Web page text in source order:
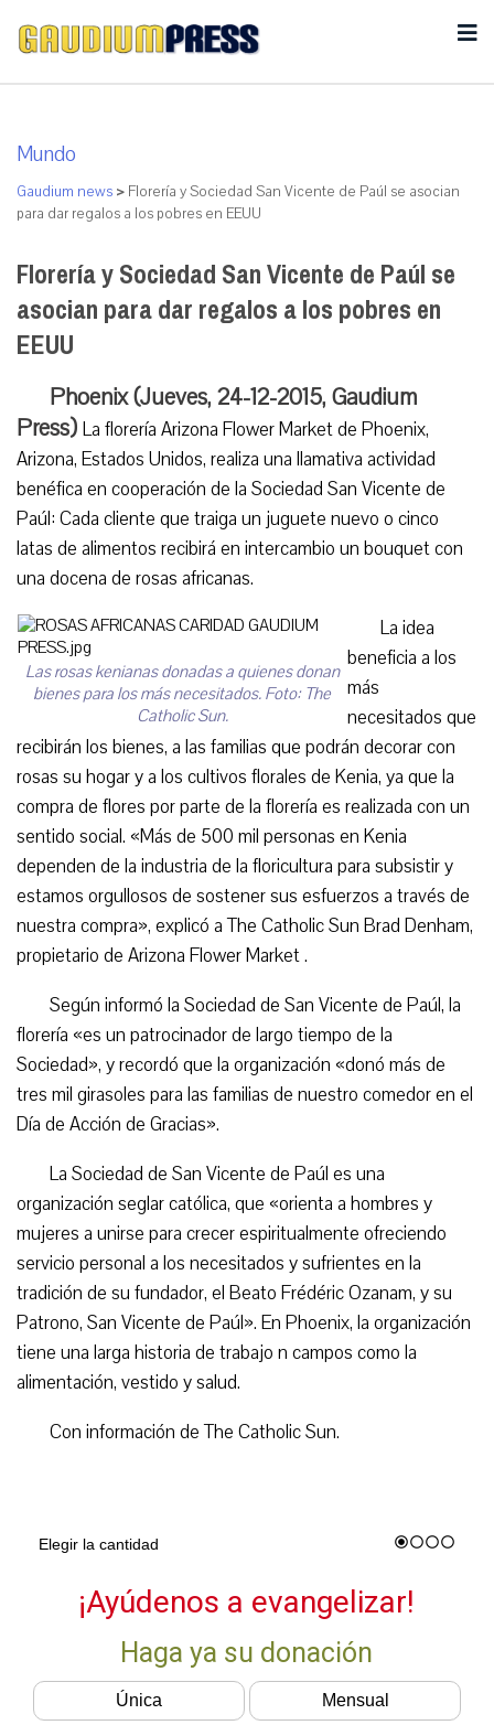
Mundo
Gaudium news > Florería y Sociedad San Vicente de Paúl se asocian
para dar regalos a los pobres en EEUU
Florería y Sociedad San Vicente de Paúl se
asocian para dar regalos a los pobres en
EEUU
Phoenix (Jueves, 24-12-2015, Gaudium
Press) La florería Arizona Flower Market de Phoenix,
Arizona, Estados Unidos, realiza una llamativa actividad
benéfica en cooperación de la Sociedad San Vicente de
Paúl: Cada cliente que traiga un juguete nuevo o cinco
latas de alimentos recibirá en intercambio un bouquet con
una docena de rosas africanas.
Las rosas kenianas donadas a quienes donan
bienes para los más necesitados. Foto: The
Catholic Sun.
La idea
beneficia a los
más
necesitados que
recibirán los bienes, a las familias que podrán decorar con
rosas su hogar y a los cultivos florales de Kenia, ya que la
compra de flores por parte de la florería es realizada con un
sentido social. «Más de 500 mil personas en Kenia
dependen de la industria de la floricultura para subsistir y
estamos orgullosos de sostener sus esfuerzos a través de
nuestra compra», explicó a The Catholic Sun Brad Denham,
propietario de Arizona Flower Market .
Según informó la Sociedad de San Vicente de Paúl, la
florería «es un patrocinador de largo tiempo de la
Sociedad», y recordó que la organización «donó más de
tres mil girasoles para las familias de nuestro comedor en el
Día de Acción de Gracias».
La Sociedad de San Vicente de Paúl es una
organización seglar católica, que «orienta a hombres y
mujeres a unirse para crecer espiritualmente ofreciendo
servicio personal a los necesitados y sufrientes en la
tradición de su fundador, el Beato Frédéric Ozanam, y su
Patrono, San Vicente de Paúl». En Phoenix, la organización
tiene una larga historia de trabajo n campos como la
alimentación, vestido y salud.
Con información de The Catholic Sun.